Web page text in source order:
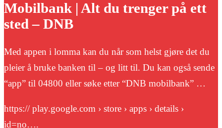
Mobilbank | Alt du trenger på ett
sted – DNB
Med appen i lomma kan du når som helst gjøre det du
pleier å bruke banken til – og litt til. Du kan også sende
“app” til 04800 eller søke etter “DNB mobilbank” …
https:// play.google.com › store › apps › details ›
id=no….